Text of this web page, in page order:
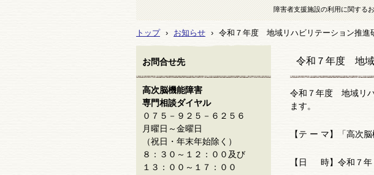
障害者支援施設の利用に関する
トップ › お知らせ › 令和７年度 地域リハビリテーション推進
令和７年度 地域
令和７年度 地域リ
ます。
【テ ー マ】「高次
【日 時】令和７年
お問合せ先
高次脳機能障害
専門相談ダイヤル
０７５－９２５－６２５６
月曜日～金曜日
（祝日・年末年始除く）
８：３０～１２：００及び
１３：００～１７：００